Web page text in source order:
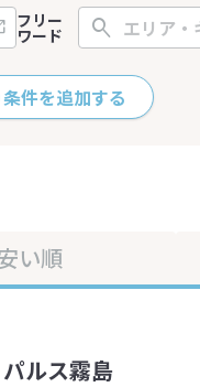
フリー
ワード
件を追加する
い順
ルス霧島